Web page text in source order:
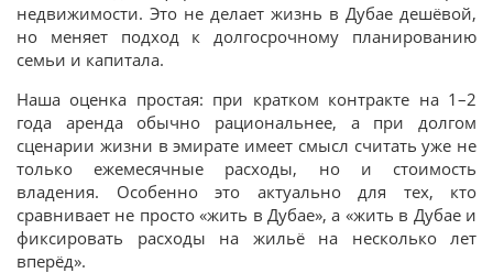
недвижимости. Это не делает жизнь в Дубае дешёвой,
но меняет подход к долгосрочному планированию
семьи и капитала.
Наша оценка простая: при кратком контракте на 1–2
года аренда обычно рациональнее, а при долгом
сценарии жизни в эмирате имеет смысл считать уже не
только ежемесячные расходы, но и стоимость
владения. Особенно это актуально для тех, кто
сравнивает не просто «жить в Дубае», а «жить в Дубае и
фиксировать расходы на жильё на несколько лет
вперёд».